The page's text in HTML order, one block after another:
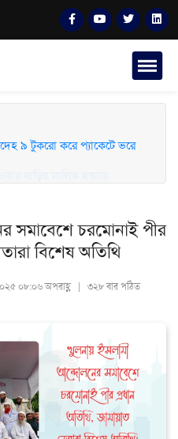
৯ টুকরো করে প্যাকেটে ভরে
সমাবেশে চরমোনাই পীর
বিশেষ অতিথি
০৮:০৬ অপরাহ্ণ | ৩২৮ বার পঠিত